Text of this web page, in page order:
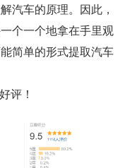
汽车的原理。因此，
个一个地拿在手里观
简单的形式提取汽车
评！